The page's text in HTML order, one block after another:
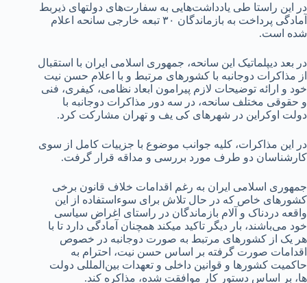
در این راستا طی یادداشت‌هایی به سفارت‌های دولتهای ذیربط
آمادگی پرداخت به بازماندگان ۳۰ تبعه خارجی سانحه اعلام
شده است.
در بعد دیپلماتیک این سانحه، جمهوری اسلامی ایران با استقبال
از مذاکرات دوجانبه با کشورهای مرتبط و با اعلام حسن نیت
خود و ارائه توضیحات لازم پیرامون ابعاد نظامی، کیفری، فنی
و حقوقی مختلف سانحه، در سه دور مذاکرات دوجانبه با
دولت اوکراین در شهرهای کی یف و تهران مشارکت کرد.
در این مذاکرات، کلیه جوانب موضوع با جزییات کامل از سوی
کارشناسان دو طرف مورد بررسی و مداقه قرار گرفت.
جمهوری اسلامی ایران به رغم اقدامات خلاف قانون برخی
کشورهای خاص که در حال تلاش برای سوءاستفاده از این
واقعه دردناک و آلام بازماندگان در راستای اغراض سیاسی
خود می‌باشند، بار دیگر تاکید میکند همچنان آمادگی دارد تا با
هر یک از کشورهای مرتبط به صورت دوجانبه در خصوص
اقدامات صورت گرفته بر اساس حسن نیت، احترام به
حاکمیت کشورها و قوانین داخلی و تعهدات بین‌المللی دولت
ها، بر اساس دستور کار موافقت شده، مذاکره کند.